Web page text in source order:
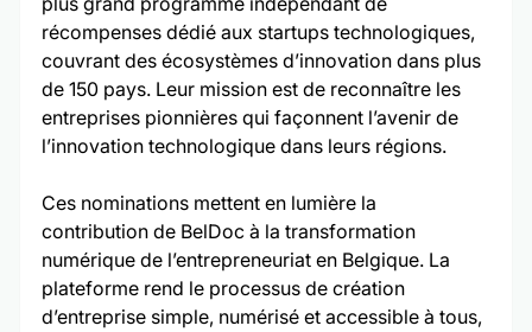
récompenses dédié aux startups technologiques,
couvrant des écosystèmes d’innovation dans plus
de 150 pays. Leur mission est de reconnaître les
entreprises pionnières qui façonnent l’avenir de
l’innovation technologique dans leurs régions.
Ces nominations mettent en lumière la
contribution de BelDoc à la transformation
numérique de l’entrepreneuriat en Belgique. La
plateforme rend le processus de création
d’entreprise simple, numérisé et accessible à tous,